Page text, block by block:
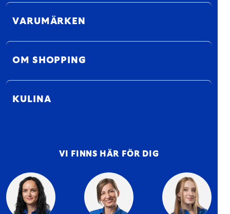
VARUMÄRKEN
OM SHOPPING
KULINA
VI FINNS HÄR FÖR DIG